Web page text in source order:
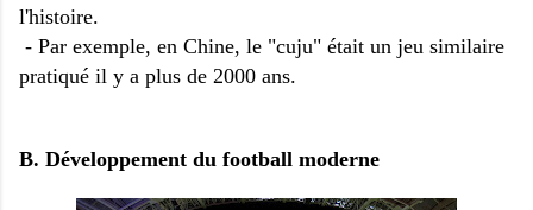
l'histoire.
- Par exemple, en Chine, le "cuju" était un jeu similaire
pratiqué il y a plus de 2000 ans.
B. Développement du football moderne